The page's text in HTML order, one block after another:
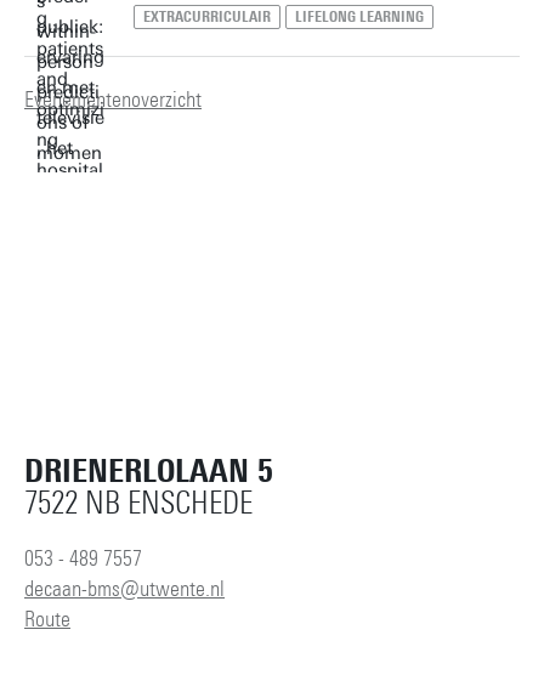
EXTRACURRICULAIR LIFELONG LEARNING
Evenementenoverzicht
DRIENERLOLAAN 5
7522 NB ENSCHEDE
053 - 489 7557
decaan-bms@utwente.nl
Route